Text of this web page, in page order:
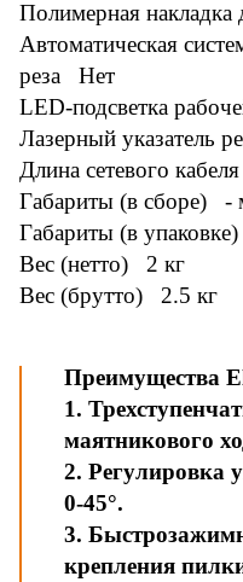
Полимерная
Автоматическая
реза Нет
LED-подсветка
Лазерный указатель
Длина сетевого
Габариты (в сборе) -
Габариты (в
Вес (нетто) 2 кг
Вес (брутто) 2.5 кг
Преимущества
1.
маятникового
2. Регулировка
0-45°.
3.
крепления